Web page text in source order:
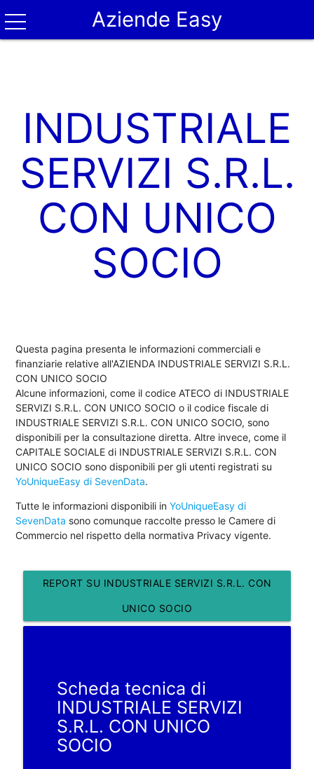
Aziende Easy
INDUSTRIALE
SERVIZI S.R.L.
CON UNICO
SOCIO
Questa pagina presenta le informazioni commerciali e
finanziarie relative all'AZIENDA INDUSTRIALE SERVIZI S.R.L.
CON UNICO SOCIO
Alcune informazioni, come il codice ATECO di INDUSTRIALE
SERVIZI S.R.L. CON UNICO SOCIO o il codice fiscale di
INDUSTRIALE SERVIZI S.R.L. CON UNICO SOCIO, sono
disponibili per la consultazione diretta. Altre invece, come il
CAPITALE SOCIALE di INDUSTRIALE SERVIZI S.R.L. CON
UNICO SOCIO sono disponibili per gli utenti registrati su
YoUniqueEasy di SevenData.
Tutte le informazioni disponibili inYoUniqueEasy di
SevenData sono comunque raccolte presso le Camere di
Commercio nel rispetto della normativa Privacy vigente.
REPORT SU INDUSTRIALE SERVIZI S.R.L. CON
UNICO SOCIO
Scheda tecnica di
INDUSTRIALE SERVIZI
S.R.L. CON UNICO
SOCIO